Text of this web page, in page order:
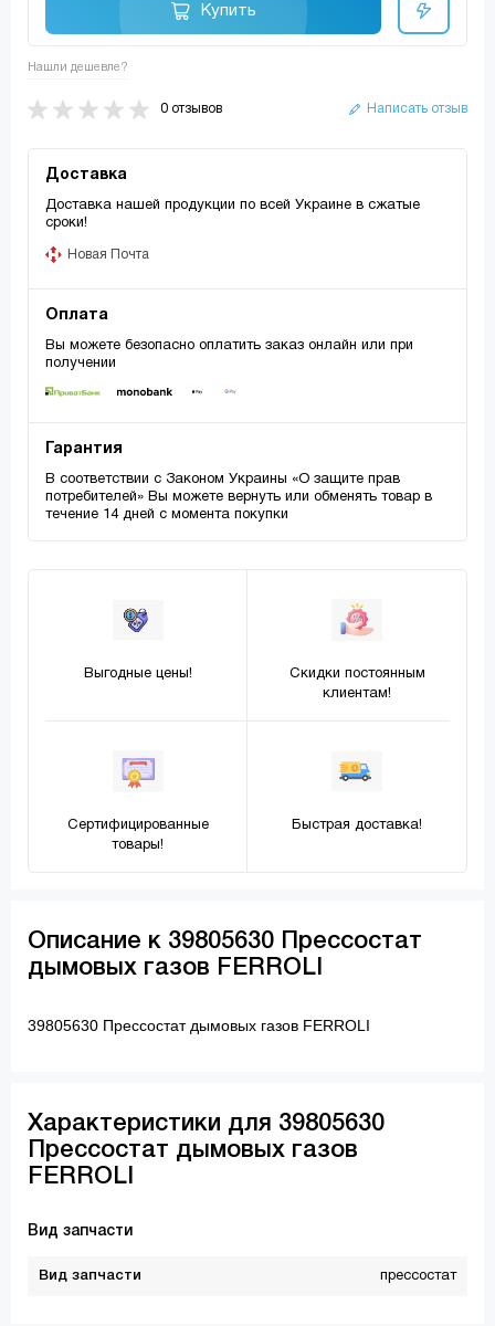
Купить
Нашли дешевле?
0 отзывов Написать отзыв
Доставка
Доставка нашей продукции по всей Украине в сжатые
сроки!
Новая Почта
Оплата
Вы можете безопасно оплатить заказ онлайн или при
получении
Гарантия
В соответствии с Законом Украины «О защите прав
потребителей» Вы можете вернуть или обменять товар в
течение 14 дней с момента покупки
Выгодные цены!
Скидки постоянным
клиентам!
Сертифицированные
товары!
Быстрая доставка!
Описание к 39805630 Прессостат
дымовых газов FERROLI
39805630 Прессостат дымовых газов FERROLI
Характеристики для 39805630
Прессостат дымовых газов
FERROLI
Вид запчасти
Вид запчасти прессостат